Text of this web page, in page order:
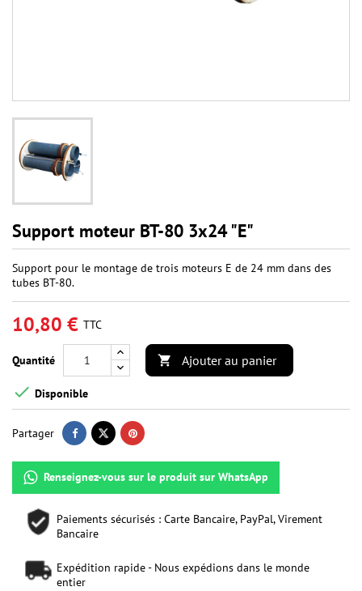
Support moteur BT-80 3x24 "E"
Support pour le montage de trois moteurs E de 24 mm dans des
tubes BT-80.
10,80 € TTC
Quantité  Ajouter au panier
 Disponible
Partager
Renseignez-vous sur le produit sur WhatsApp
Paiements sécurisés : Carte Bancaire, PayPal, Virement
Bancaire
Expédition rapide - Nous expédions dans le monde
entier